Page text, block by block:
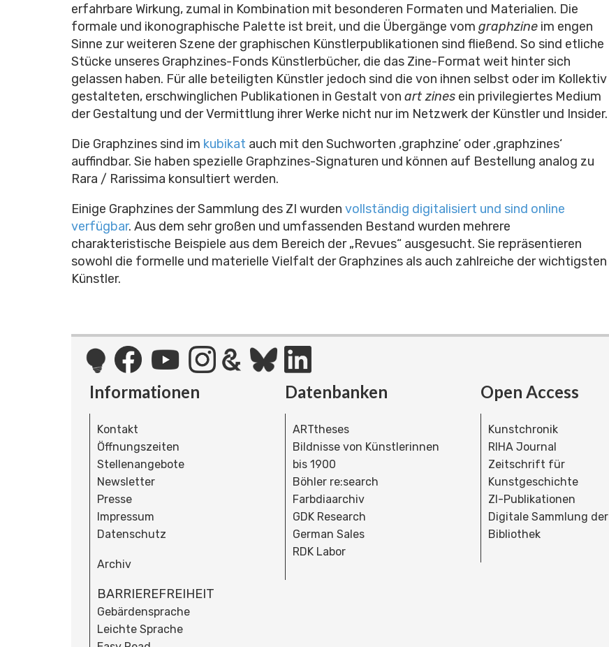
erfahrbare Wirkung, zumal in Kombination mit besonderen Formaten und Materialien. Die
formale und ikonographische Palette ist breit, und die Übergänge vom graphzine im engen
Sinne zur weiteren Szene der graphischen Künstlerpublikationen sind fließend. So sind etliche
Stücke unseres Graphzines-Fonds Künstlerbücher, die das Zine-Format weit hinter sich
gelassen haben. Für alle beteiligten Künstler jedoch sind die von ihnen selbst oder im Kollektiv
gestalteten, erschwinglichen Publikationen in Gestalt von art zines ein privilegiertes Medium
der Gestaltung und der Vermittlung ihrer Werke nicht nur im Netzwerk der Künstler und Insider.
Die Graphzines sind im kubikat auch mit den Suchworten ‚graphzine‘ oder ‚graphzines‘
auffindbar. Sie haben spezielle Graphzines-Signaturen und können auf Bestellung analog zu
Rara / Rarissima konsultiert werden.
Einige Graphzines der Sammlung des ZI wurden vollständig digitalisiert und sind online
verfügbar. Aus dem sehr großen und umfassenden Bestand wurden mehrere
charakteristische Beispiele aus dem Bereich der „Revues“ ausgesucht. Sie repräsentieren
sowohl die formelle und materielle Vielfalt der Graphzines als auch zahlreiche der wichtigsten
Künstler.
Informationen
Kontakt
Öffnungszeiten
Stellenangebote
Newsletter
Presse
Impressum
Datenschutz
Archiv
BARRIEREFREIHEIT
Gebärdensprache
Leichte Sprache
Datenbanken
ARTtheses
Bildnisse von Künstlerinnen
bis 1900
Böhler re:search
Farbdiaarchiv
GDK Research
German Sales
RDK Labor
Open Access
Kunstchronik
RIHA Journal
Zeitschrift für
Kunstgeschichte
ZI-Publikationen
Digitale Sammlung der
Bibliothek